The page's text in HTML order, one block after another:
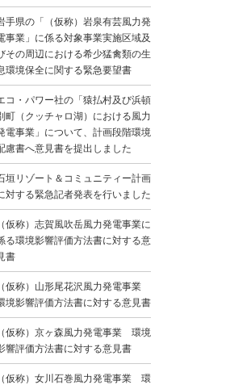
手県の「（仮称）岩泉有芸風力発
事業」に係る対象事業実施区域及
その周辺における希少猛禽類の生
環境保全に関する緊急要望書
コ・パワー社の「猿払村及び浜頓
町（クッチャロ湖）における風力
電事業」について、計画段階環境
慮書へ意見書を提出しました
垣リゾート＆コミュニティー計画
対する緊急記者発表を行いました
（仮称）志賀風吹岳風力発電事業に
る環境影響評価方法書に対する意
書
（仮称）山形尾花沢風力発電事業
境影響評価方法書に対する意見書
（仮称）京ヶ森風力発電事業 環境
響評価方法書に対する意見書
（仮称）女川石巻風力発電事業 環